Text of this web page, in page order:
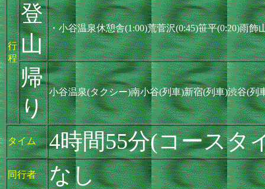
行
程
登
山
・小谷温泉休憩舎(1:00)荒菅沢(0:45)笹平(0:20)雨
帰
り
小谷温泉(タクシー)南小谷(列車)新宿(列車)渋谷(列
タイム 4時間55分(コースタ
同行者 なし